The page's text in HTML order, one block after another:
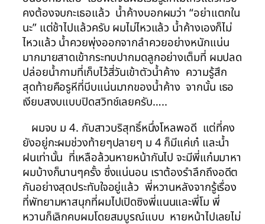
คงต้องจบกะเธอแล้ว น้ำค้างบอกผมว่า “อย่าแตกใน
นะ” แต่ช้าไปแล้วครับ ผมไม่ไหวแล้ว น้ำค้างเองก็ไม่
ไหวแล้ว น้ำควยพุ่งออกจากลำควยอย่างหนักแน่น
มากมายสาดเข้ากระทบปากมดลูกอย่างเต็มที่ ผมปลด
ปล่อยน้ำกามที่เก็บไว้สี่วันเข้าตัวน้ำค้าง ความรู้สึก
สุดท้ายคือรูหีที่บีบแน่นมากของน้ำค้าง จากนั้น เธอ
เงียบสงบแบบปิดสวิทช์เลยครับ…..
ผมจบ ม 4. กับสาวบริสุทธิ์หนึ่งโหลพอดี แต่ที่คง
ยังอยู่กะผมช่วงท้ายๆปลายๆ ม 4 ก็มีแค่เก๋ และน้ำ
ฝนเท่านั้น ที่เหลือล้วนหายหน้ากันไป จะมีพี่แก๋มมาหา
ผมบ้างก็นานๆครั้ง ซึ่งแน่นอน เราต้องรำลึกถึงอดีต
กันอย่างสุดประทับใจอยู่แล้ว พี่หวานหลังจากรู้เรื่อง
ที่พัทยามหาสนุกที่ผมไปเปิดซิงพี่แนนและพี่โม พี่
หวานก็เลิกคบผมโดยสมบูรณ์แบบ หายหน้าไปเลยไม่